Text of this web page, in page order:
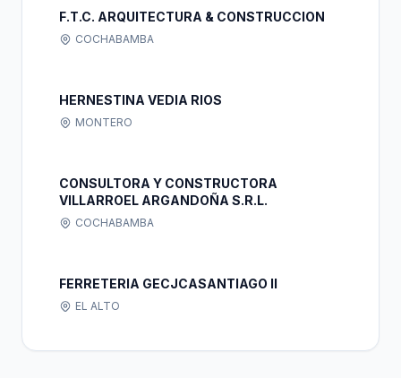
F.T.C. ARQUITECTURA & CONSTRUCCION
COCHABAMBA
HERNESTINA VEDIA RIOS
MONTERO
CONSULTORA Y CONSTRUCTORA
VILLARROEL ARGANDOÑA S.R.L.
COCHABAMBA
FERRETERIA GECJCASANTIAGO II
EL ALTO